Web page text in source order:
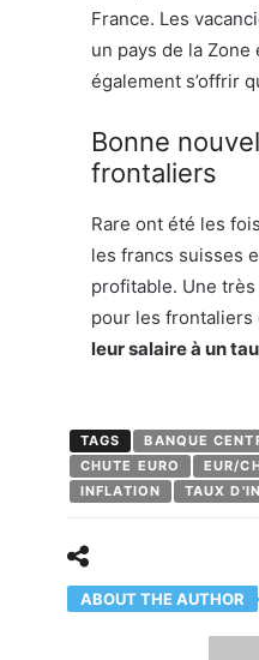
France. Les
un pays de la
également s’offrir
Bonne
frontaliers
Rare ont été les
les francs suisses
profitable. Une
pour les
leur salaire à un
TAGS BANQUE
CHUTE EURO
EUR/
INFLATION
TAUX
ABOUT THE AUTHOR